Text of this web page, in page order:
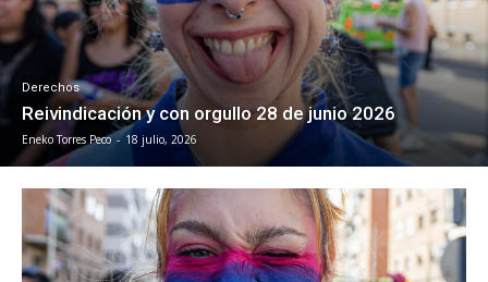
Derechos
Reivindicación y con orgullo 28 de junio 2026
Eneko Torres Peco - 18 julio, 2026